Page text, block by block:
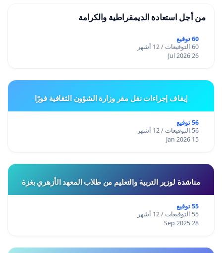
من أجل استعادة الديمقراطية والكرامة
60 توقيع
60 التوقيعات / 12 أشهر
26 Jul 2026
إيقاف إجراءات نقل مقر وزارة الشؤون الثقافية فورًا
56 توقيع
56 التوقيعات / 12 أشهر
15 Jan 2026
مناشدة لوزير التربية والتعليم من طلاب المعهد الأزهري بغزة
55 توقيع
55 التوقيعات / 12 أشهر
28 Sep 2025